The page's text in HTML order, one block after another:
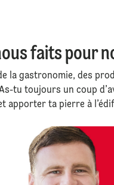
faits pour
la gastronomie, des
tu toujours un coup
apporter ta pierre à